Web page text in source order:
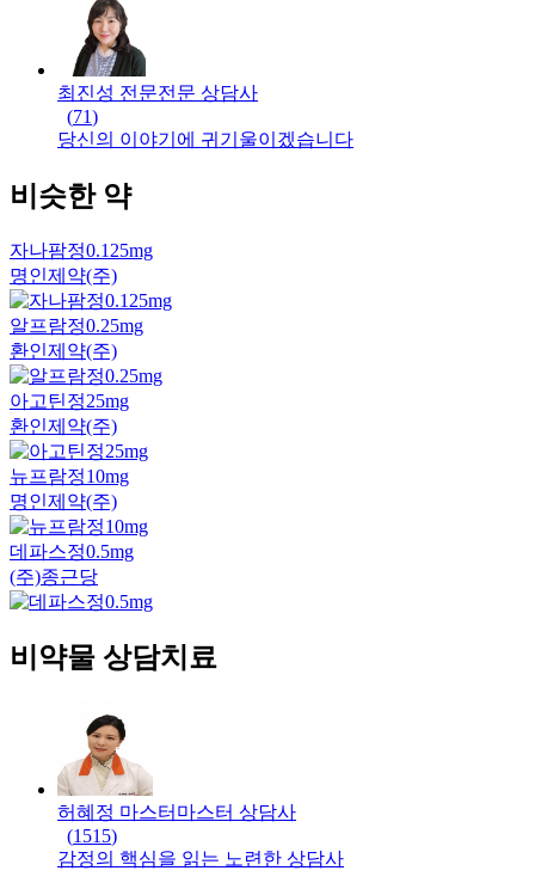
최진성 전문전문 상담사
(71)
당신의 이야기에 귀기울이겠습니다
비슷한 약
자나팜정0.125mg
명인제약(주)
알프람정0.25mg
환인제약(주)
아고틴정25mg
환인제약(주)
뉴프람정10mg
명인제약(주)
데파스정0.5mg
(주)종근당
비약물 상담치료
허혜정 마스터 마스터 상담사
(1515)
감정의 핵심을 읽는 노련한 상담사